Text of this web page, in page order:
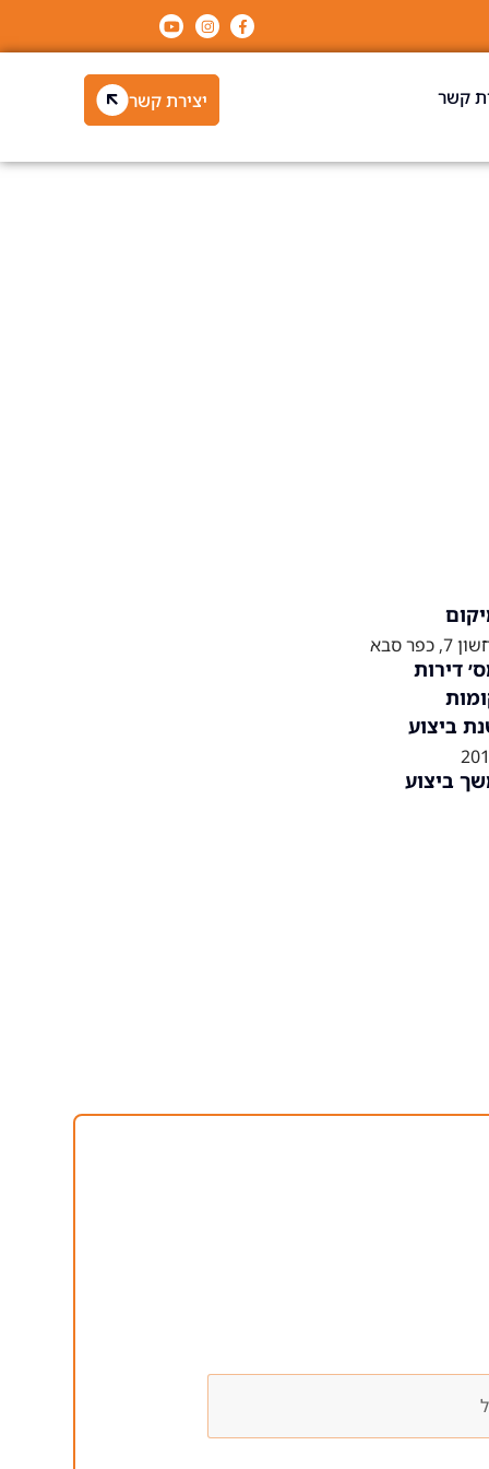
קשר יצירת קשר
7, כפר סבא
דירות
ביצוע
ביצוע